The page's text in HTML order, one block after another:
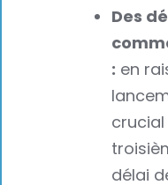
Des
: en
délai